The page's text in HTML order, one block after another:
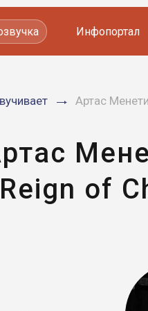
Инфопортал
Артас
of